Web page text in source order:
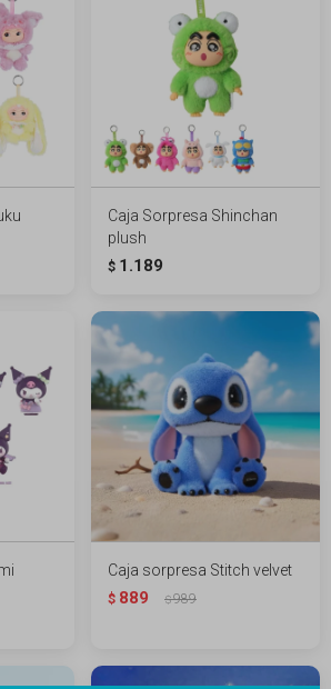
Caja Sorpresa Shinchan
plush
$ 1.189
Caja sorpresa Stitch velvet
$ 889 $989